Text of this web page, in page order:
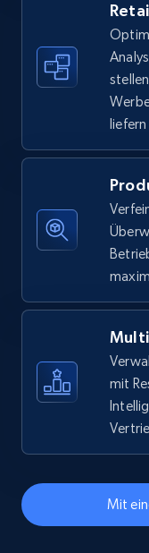
5.6K+
Walmart -
Specifications,
more.
Walmart -
using sku
URL, Final
liefern
mit
Mit